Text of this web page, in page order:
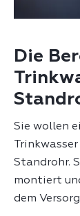
Die
Sie wollen
Standrohr.
montiert
dem